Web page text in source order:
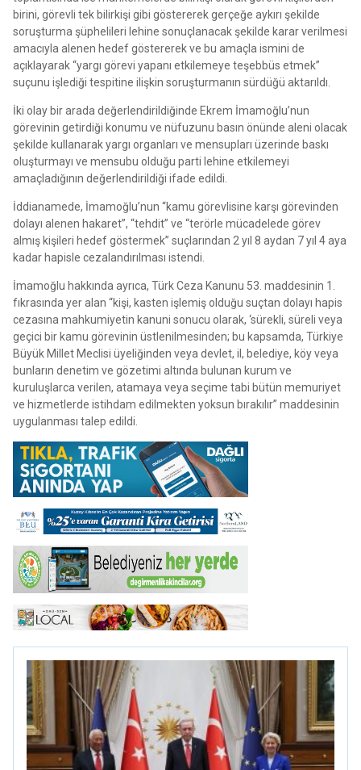
birini, görevli tek bilirkişi gibi göstererek gerçeğe aykırı şekilde
soruşturma şüphelileri lehine sonuçlanacak şekilde karar verilmesi
amacıyla alenen hedef göstererek ve bu amaçla ismini de
açıklayarak “yargı görevi yapanı etkilemeye teşebbüs etmek”
suçunu işlediği tespitine ilişkin soruşturmanın sürdüğü aktarıldı.
İki olay bir arada değerlendirildiğinde Ekrem İmamoğlu’nun
görevinin getirdiği konumu ve nüfuzunu basın önünde aleni olacak
şekilde kullanarak yargı organları ve mensupları üzerinde baskı
oluşturmayı ve mensubu olduğu parti lehine etkilemeyi
amaçladığının değerlendirildiği ifade edildi.
İddianamede, İmamoğlu’nun “kamu görevlisine karşı görevinden
dolayı alenen hakaret”, “tehdit” ve “terörle mücadelede görev
almış kişileri hedef göstermek” suçlarından 2 yıl 8 aydan 7 yıl 4 aya
kadar hapisle cezalandırılması istendi.
İmamoğlu hakkında ayrıca, Türk Ceza Kanunu 53. maddesinin 1.
fıkrasında yer alan “kişi, kasten işlemiş olduğu suçtan dolayı hapis
cezasına mahkumiyetin kanuni sonucu olarak, ‘sürekli, süreli veya
geçici bir kamu görevinin üstlenilmesinden; bu kapsamda, Türkiye
Büyük Millet Meclisi üyeliğinden veya devlet, il, belediye, köy veya
bunların denetim ve gözetimi altında bulunan kurum ve
kuruluşlarca verilen, atamaya veya seçime tabi bütün memuriyet
ve hizmetlerde istihdam edilmekten yoksun bırakılır” maddesinin
uygulanması talep edildi.